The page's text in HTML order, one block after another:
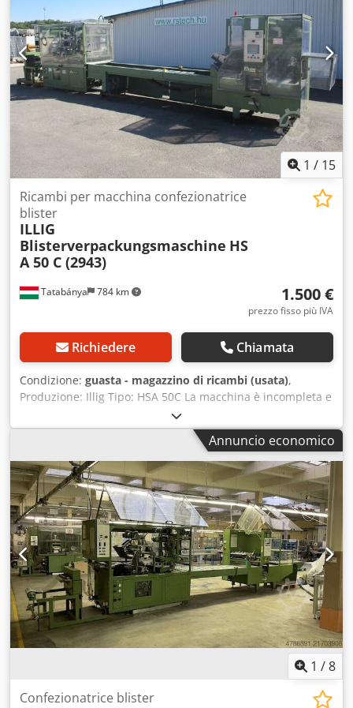
1 / 15
Tatabánya 784 km
Ricambi per macchina confezionatrice
blister
ILLIG
Blisterverpackungsmaschine HS
A 50 C (2943)
1.500 €
prezzo fisso più IVA
Richiedere Chiamata
Condizione: guasta - magazzino di ricambi (usata),
Produzione: Illig Tipo: HSA 50C La macchina è incompleta e
non funzionante! Solo per pezzi di ricambio!! Dsdpjuk
Dwfjfx Amzsck
Annuncio economico
1 /8
Confezionatrice blister